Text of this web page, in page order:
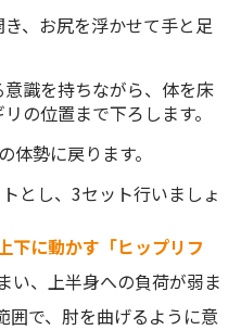
、お尻を浮かせて手と足
識を持ちながら、体を床
の位置まで下ろします。
体勢に戻ります。
とし、3セット行いましょ
下に動かす「ヒップリフ
い、上半身への負荷が弱ま
囲で、肘を曲げるように意